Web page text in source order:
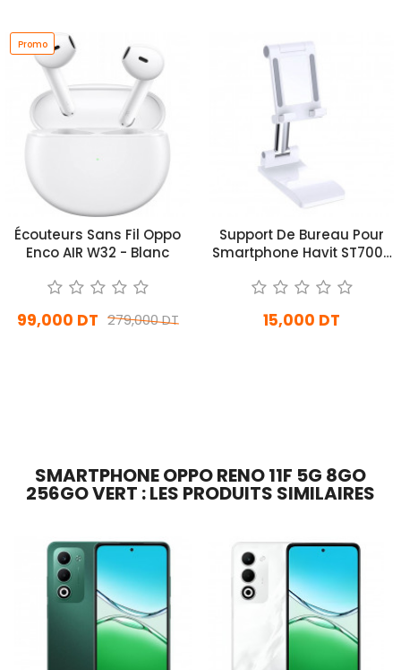
Promo
Écouteurs Sans Fil Oppo
Enco AIR W32 - Blanc
279,000 DT
99,000 DT
Support De Bureau Pour
Smartphone Havit ST7008
15,000 DT
SMARTPHONE OPPO RENO 11F 5G 8GO
256GO VERT : LES PRODUITS SIMILAIRES